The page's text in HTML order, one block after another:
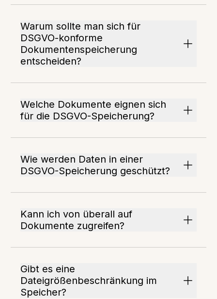
Warum sollte man sich für
DSGVO-konforme
Dokumentenspeicherung
entscheiden?
Welche Dokumente eignen sich
für die DSGVO-Speicherung?
Wie werden Daten in einer
DSGVO-Speicherung geschützt?
Kann ich von überall auf
Dokumente zugreifen?
Gibt es eine
Dateigrößenbeschränkung im
Speicher?